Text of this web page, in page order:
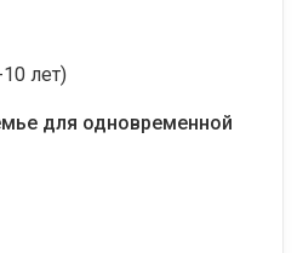
лет)
для одновременной